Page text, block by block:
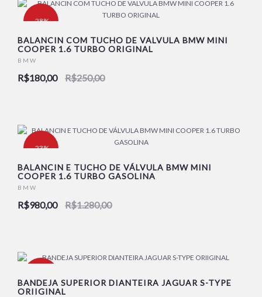
-28%
BALANCIN COM TUCHO DE VALVULA BMW MINI
COOPER 1.6 TURBO ORIGINAL
BMW
R$180,00 R$250,00
-23%
BALANCIN E TUCHO DE VÁLVULA BMW MINI
COOPER 1.6 TURBO GASOLINA
BMW
R$980,00 R$1.280,00
BANDEJA SUPERIOR DIANTEIRA JAGUAR S-TYPE
ORIIGINAL